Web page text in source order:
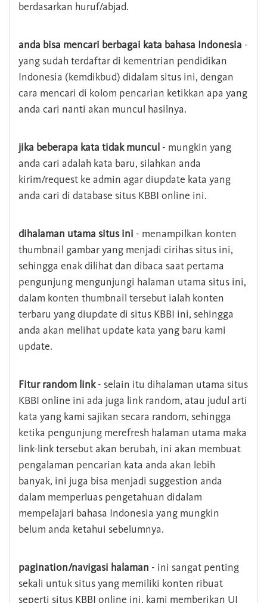
berdasarkan huruf/abjad.
anda bisa mencari berbagai kata bahasa Indonesia -
yang sudah terdaftar di kementrian pendidikan
Indonesia (kemdikbud) didalam situs ini, dengan
cara mencari di kolom pencarian ketikkan apa yang
anda cari nanti akan muncul hasilnya.
jika beberapa kata tidak muncul - mungkin yang
anda cari adalah kata baru, silahkan anda
kirim/request ke admin agar diupdate kata yang
anda cari di database situs KBBI online ini.
dihalaman utama situs ini - menampilkan konten
thumbnail gambar yang menjadi cirihas situs ini,
sehingga enak dilihat dan dibaca saat pertama
pengunjung mengunjungi halaman utama situs ini,
dalam konten thumbnail tersebut ialah konten
terbaru yang diupdate di situs KBBI ini, sehingga
anda akan melihat update kata yang baru kami
update.
Fitur random link- selain itu dihalaman utama situs
KBBI online ini ada juga link random, atau judul arti
kata yang kami sajikan secara random, sehingga
ketika pengunjung merefresh halaman utama maka
link-link tersebut akan berubah, ini akan membuat
pengalaman pencarian kata anda akan lebih
banyak, ini juga bisa menjadi suggestion anda
dalam memperluas pengetahuan didalam
mempelajari bahasa Indonesia yang mungkin
belum anda ketahui sebelumnya.
pagination/navigasi halaman - ini sangat penting
sekali untuk situs yang memiliki konten ribuat
seperti situs KBBI online ini, kami memberikan UI